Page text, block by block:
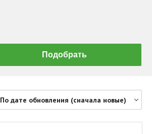
По дате обновления (сначала новые)